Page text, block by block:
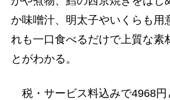
か味噌汁、明太子やいくらも用
れも一口食べるだけで上質な素
とがわかる。
税・サービス料込みで4968円